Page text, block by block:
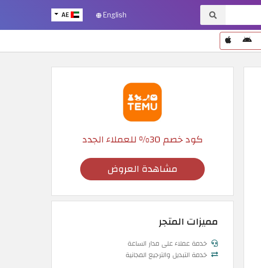
AE English
كود خصم 30% للعملاء الجدد
مشاهدة العروض
مميزات المتجر
خدمة عملاء على مدار الساعة
خدمة التبديل والترجيع المجانية